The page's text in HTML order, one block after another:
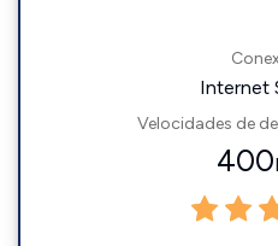
Internet
Velocidades de
400